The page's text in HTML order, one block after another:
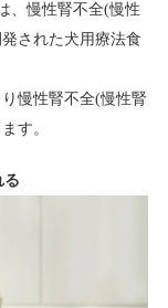
、慢性腎不全(慢性
された犬用療法食
慢性腎不全(慢性腎
す。
る